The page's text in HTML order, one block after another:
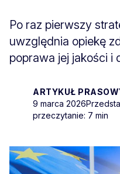
Po raz pierwszy
uwzględnia opiekę
poprawa jej jakości i
ARTYKUŁ
9 marca 2026
przeczytanie: 7 min